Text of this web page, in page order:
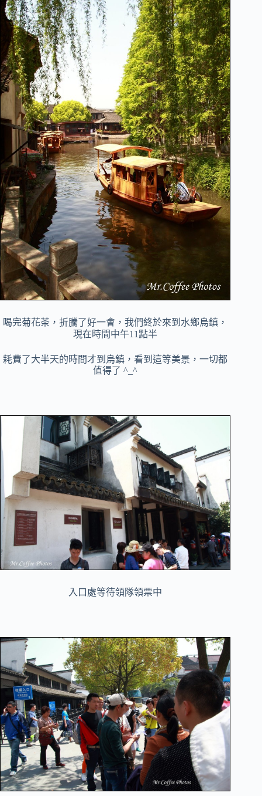
喝完菊花茶，折騰了好一會，我們終於來到水鄉烏鎮，
現在時間中午11點半
耗費了大半天的時間才到烏鎮，看到這等美景，一切都
值得了 ^_^
入口處等待領隊領票中